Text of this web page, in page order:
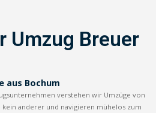
Umzug Breuer
aus Bochum
verstehen wir Umzüge von
anderer und navigieren mühelos zum